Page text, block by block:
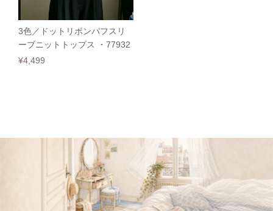
3色／ドットリボンパフスリ
ーブニットトップス ・77932
¥4,499